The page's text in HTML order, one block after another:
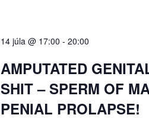
AMPUTATED
SHIT – SPERM OF
PENIAL PROLAPSE!
14 júla @ 17:00 - 20:00